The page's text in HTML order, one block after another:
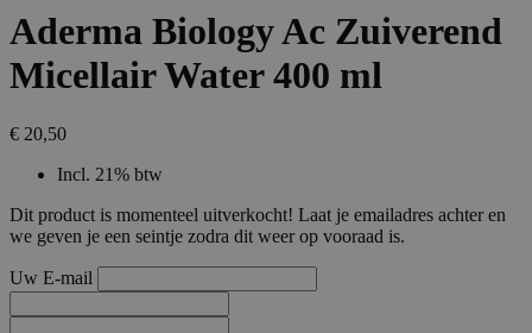
Aderma Biology Ac Zuiverend
Micellair Water 400 ml
€ 20,50
Incl. 21% btw
Dit product is momenteel uitverkocht! Laat je emailadres achter en
we geven je een seintje zodra dit weer op vooraad is.
Uw E-mail